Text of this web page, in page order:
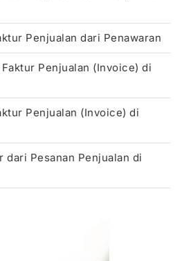
Penjualan dari Penawaran
Penjualan (Invoice) di
Penjualan (Invoice) di
dari Pesanan Penjualan di